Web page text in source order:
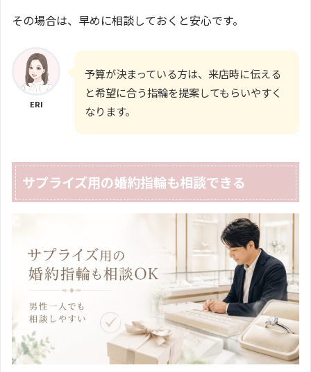
その場合は、早めに相談しておくと安心です。
ERI
予算が決まっている方は、来店時に伝える
と希望に合う指輪を提案してもらいやすく
なります。
サプライズ用の婚約指輪も相談できる